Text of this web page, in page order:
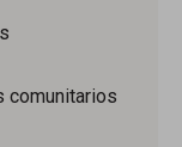
comunitarios